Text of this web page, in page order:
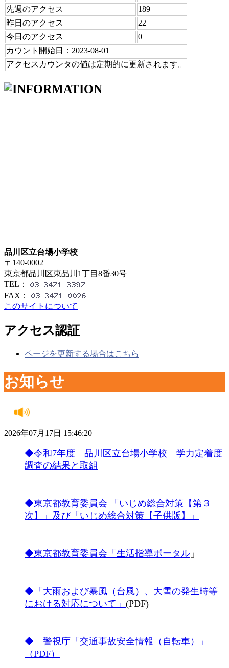
先週のアクセス
189
昨日のアクセス
22
今日のアクセス
0
カウント開始日：2023-08-01
アクセスカウンタの値は定期的に更新されます。
品川区立台場小学校
〒140-0002
東京都品川区東品川1丁目8番30号
TEL：
FAX：
このサイトについて
アクセス認証
ページを更新する場合はこちら
お知らせ
2026年07月17日 15:46:20
◆令和7年度 品川区立台場小学校 学力定着度
調査の結果と取組
◆東京都教育委員会 「いじめ総合対策【第３
次】」及び「いじめ総合対策【子供版】」
◆東京都教育委員会「生活指導ポータル 」
◆「大雨および暴風（台風）、大雪の発生時等
における対応について」 (PDF)
◆ 警視庁「交通事故安全情報（自転車）」
（PDF）